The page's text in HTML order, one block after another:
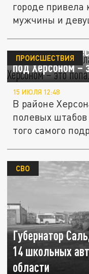
городе
мужчины и
ФАБ-3000
под Херсоном –
ПРОИСШЕСТВИЯ
15 ИЮЛЯ 12:48
В районе
полевых
того самого
Губернатор
14 школьных
области
СВО